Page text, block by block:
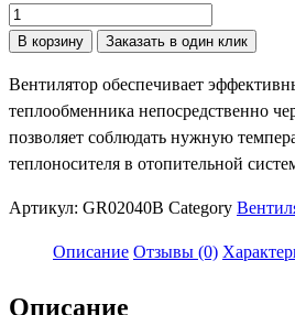
Количество
товара
Biasi
Nova
Parva
39w
В корзину Заказать в один клик
Вентилятор обеспечивает
теплообменника непосредственно
позволяет соблюдать нужную
теплоносителя в отопительной
Артикул: GR02040B Category
Описание Отзывы (0)
Описание